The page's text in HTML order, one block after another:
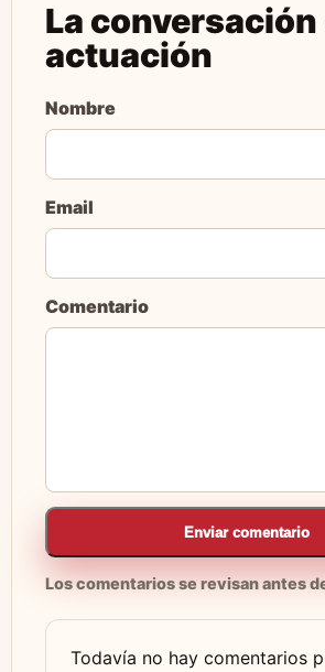
La conversación
actuación
Nombre
Email
Comentario
Enviar comentario
Los comentarios se revisan antes
Todavía no hay comentarios